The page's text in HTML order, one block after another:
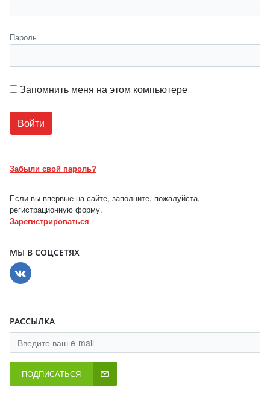
Пароль
Запомнить меня на этом компьютере
Забыли свой пароль?
Если вы впервые на сайте, заполните, пожалуйста,
регистрационную форму.
Зарегистрироваться
МЫ В СОЦСЕТЯХ
РАССЫЛКА
ПОДПИСАТЬСЯ